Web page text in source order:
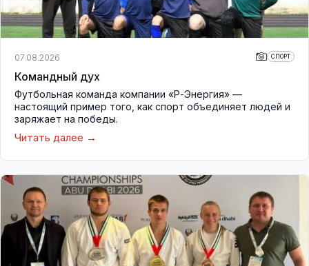
07.08.2026 СПОРТ
Командный дух
Футбольная команда компании «Р-Энергия» —
настоящий пример того, как спорт объединяет людей и
заряжает на победы.
Читать далее